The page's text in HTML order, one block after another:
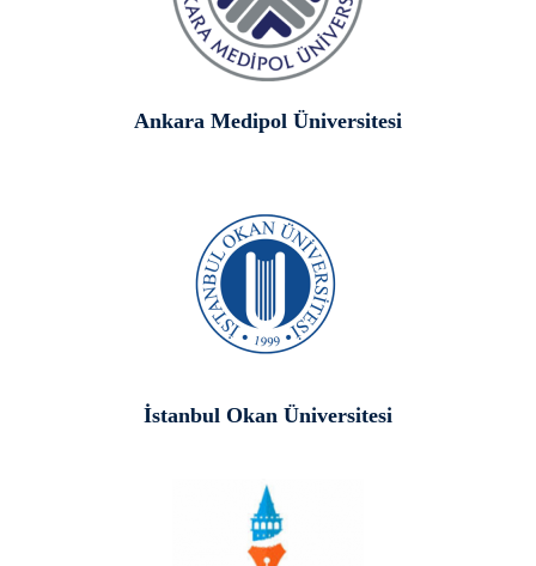
Ankara Medipol Üniversitesi
İstanbul Okan Üniversitesi